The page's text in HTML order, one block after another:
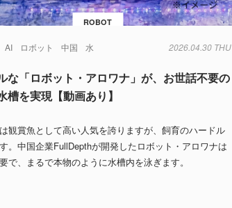
ROBOT
AI ロボット 中国 水 2026.04.30 THU
な「ロボット・アロワナ」が、お世話不要の
槽を実現【動画あり】
観賞魚として高い人気を誇りますが、飼育のハードル
。中国企業FullDepthが開発したロボット・アロワナは
で、まるで本物のように水槽内を泳ぎます。